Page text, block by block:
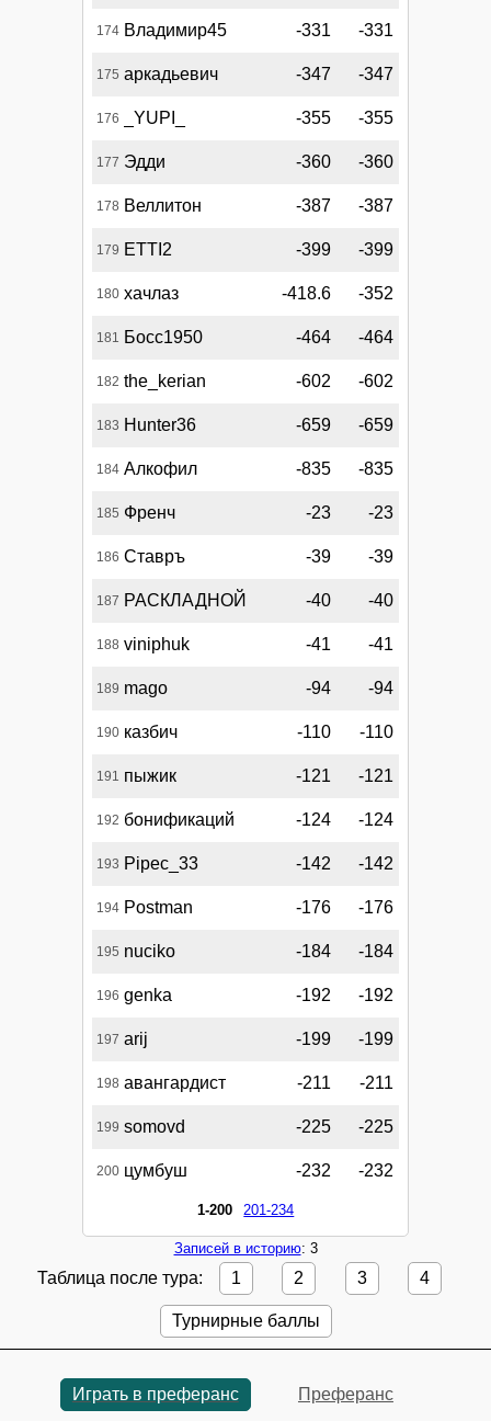
174 Владимир45 -331 -331
175 аркадьевич -347 -347
176 _YUPI_ -355 -355
177 Эдди -360 -360
178 Веллитон -387 -387
179 ETTI2 -399 -399
180 хачлаз -418.6 -352
181 Босс1950 -464 -464
182 the_kerian -602 -602
183 Hunter36 -659 -659
184 Алкофил -835 -835
185 Френч -23 -23
186 Ставръ -39 -39
187 РАСКЛАДНОЙ -40 -40
188 viniphuk -41 -41
189 mago -94 -94
190 казбич -110 -110
191 пыжик -121 -121
192 бонификаций -124 -124
193 Pipec_33 -142 -142
194 Postman -176 -176
195 nuciko -184 -184
196 genka -192 -192
197 arij -199 -199
198 авангардист -211 -211
199 somovd -225 -225
200 цумбуш -232 -232
1-200 201-234
Записей в историю: 3
Таблица после тура: 1 2 3 4
Турнирные баллы
Играть в преферанс Преферанс